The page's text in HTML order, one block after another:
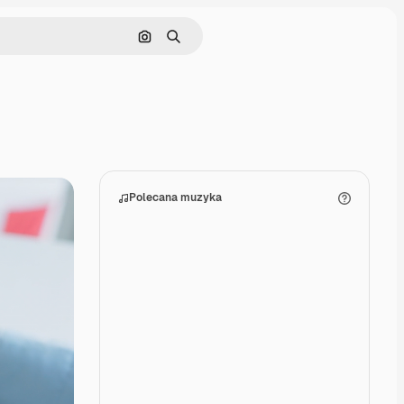
Szukaj według obrazu
Szukaj
Polecana muzyka